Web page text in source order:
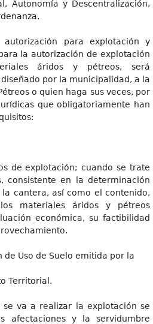
Autonomía y Descentralización,
para explotación y
la autorización de explotación
áridos y pétreos, será
por la municipalidad, a la
o quien haga sus veces, por
que obligatoriamente han
de explotación; cuando se trate
consistente en la determinación
cantera, así como el contenido,
materiales áridos y pétreos
económica, su factibilidad
de Uso de Suelo emitida por la
Territorial.
va a realizar la explotación se
afectaciones y la servidumbre